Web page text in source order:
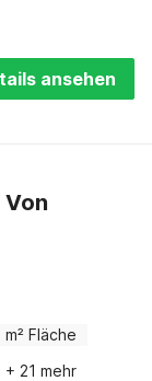
ansehen
m² Fläche
+ 21 mehr